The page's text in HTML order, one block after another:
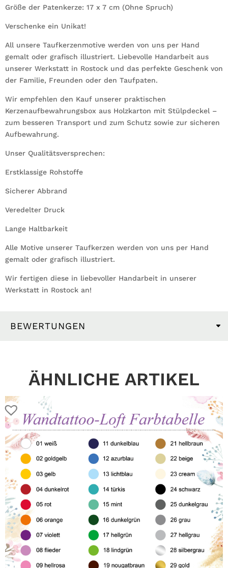
Größe der Patenkerze: 17 x 7 cm (Ohne Spruch)
Verschenke ein Unikat!
All unsere Taufkerzenmotive werden von uns per Hand
gemalt oder grafisch illustriert. Liebevolle Handarbeit aus
unserer Werkstatt in Rostock und das perfekte Geschenk von
der Familie, Freunden oder den Taufpaten.
Wir empfehlen den Kauf unserer praktischen
Kerzenaufbewahrungsbox aus Holzkarton mit Stülpdeckel –
zum besseren Transport und zum Schutz sowie zur sicheren
Aufbewahrung.
Unser Qualitätsversprechen:
Erstklassige Rohstoffe
Sicherer Abbrand
Veredelter Druck
Lange Haltbarkeit
Alle Motive unserer Taufkerzen werden von uns per Hand
gemalt oder grafisch illustriert.
Wir fertigen diese in liebevoller Handarbeit in unserer
Werkstatt in Rostock an!
BEWERTUNGEN
ÄHNLICHE ARTIKEL